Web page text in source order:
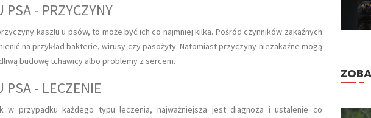
PSA - PRZYCZYNY
kaszlu u psów, to może być ich co najmniej kilka. Pośród czynników zakaźnych
na przykład bakterie, wirusy czy pasożyty. Natomiast przyczyny niezakaźne mogą
budowę tchawicy albo problemy z sercem.
PSA - LECZENIE
w przypadku każdego typu leczenia, najważniejsza jest diagnoza i ustalenie co